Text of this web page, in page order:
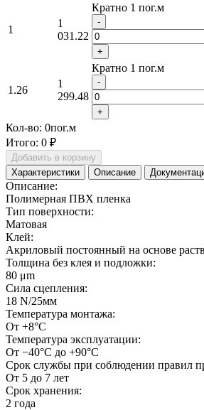
1
1
031.22
Кратно 1 пог.м
-
+
1.26
1
299.48
Кратно 1 пог.м
-
+
Кол-во: 0пог.м
Итого: 0 ₽
Добавить в корзину
Характеристики
Описание
Описание:
Полимерная ПВХ пленка
Тип поверхности:
Матовая
Клей:
Акриловый постоянный на основе
Толщина без клея и подложки:
80 μm
Сила сцепления:
18 N/25мм
Температура монтажа:
От +8°С
Температура эксплуатации:
От −40°С до +90°С
Срок службы при соблюдении правил
От 5 до 7 лет
Срок хранения:
2 года